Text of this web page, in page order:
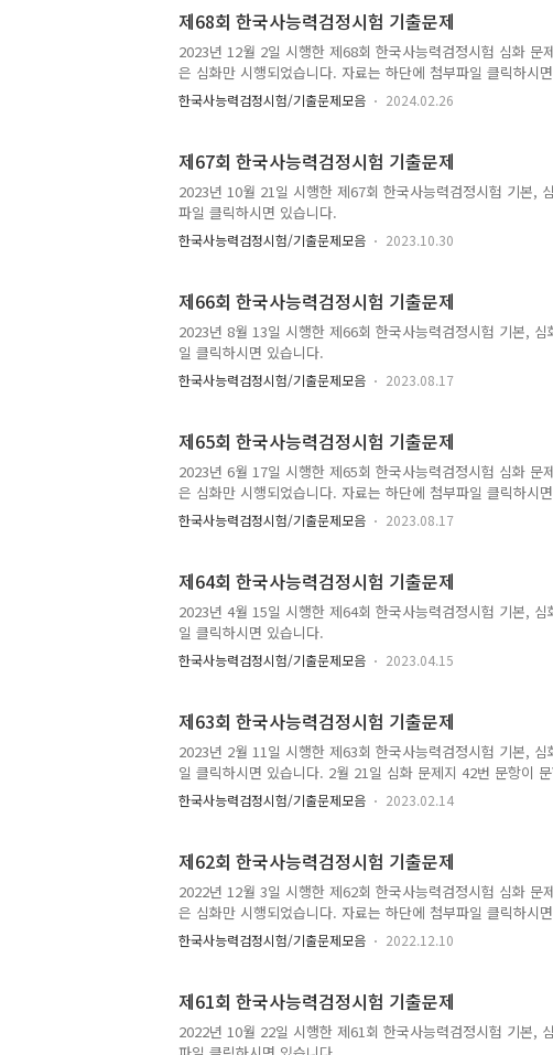
제68회 한국사능력검정시험 기출문제
2023년 12월 2일 시행한 제68회 한국사능력검정시험 심화 문
은 심화만 시행되었습니다. 자료는 하단에 첨부파일 클릭하시
한국사능력검정시험/기출문제모음 2024.02.26
제67회 한국사능력검정시험 기출문제
2023년 10월 21일 시행한 제67회 한국사능력검정시험 기본,
파일 클릭하시면 있습니다.
한국사능력검정시험/기출문제모음 2023.10.30
제66회 한국사능력검정시험 기출문제
2023년 8월 13일 시행한 제66회 한국사능력검정시험 기본,
일 클릭하시면 있습니다.
한국사능력검정시험/기출문제모음 2023.08.17
제65회 한국사능력검정시험 기출문제
2023년 6월 17일 시행한 제65회 한국사능력검정시험 심화 문
은 심화만 시행되었습니다. 자료는 하단에 첨부파일 클릭하시
한국사능력검정시험/기출문제모음 2023.08.17
제64회 한국사능력검정시험 기출문제
2023년 4월 15일 시행한 제64회 한국사능력검정시험 기본,
일 클릭하시면 있습니다.
한국사능력검정시험/기출문제모음 2023.04.15
제63회 한국사능력검정시험 기출문제
2023년 2월 11일 시행한 제63회 한국사능력검정시험 기본,
일 클릭하시면 있습니다. 2월 21일 심화 문제지 42번 문항이
정정하고 응시자 전원 정답 처리하였다고 정정 게시 등록되었습
한국사능력검정시험/기출문제모음 2023.02.14
제62회 한국사능력검정시험 기출문제
2022년 12월 3일 시행한 제62회 한국사능력검정시험 심화 문
은 심화만 시행되었습니다. 자료는 하단에 첨부파일 클릭하시
한국사능력검정시험/기출문제모음 2022.12.10
제61회 한국사능력검정시험 기출문제
2022년 10월 22일 시행한 제61회 한국사능력검정시험 기본,